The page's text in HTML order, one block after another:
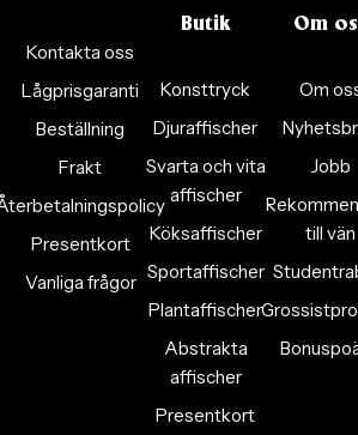
Kontakta oss
Lågprisgaranti
Beställning
Frakt
Presentkort
Vanliga frågor
Butik
Konsttryck
Djuraffischer
Svarta och vita
affischer
Köksaffischer
Sportaffischer
Plantaffischer
Abstrakta
affischer
Presentkort
Om
Om
Jobb
till vän